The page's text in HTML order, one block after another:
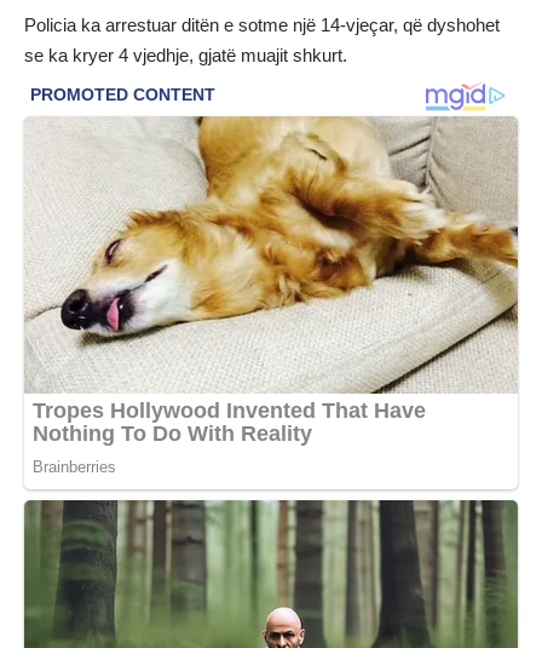
Policia ka arrestuar ditën e sotme një 14-vjeçar, që dyshohet
se ka kryer 4 vjedhje, gjatë muajit shkurt.